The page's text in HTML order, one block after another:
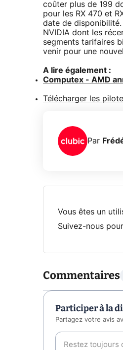
coûter plus de 199
pour les RX 470 et
date de
NVIDIA dont les
segments tarifaires
venir pour une
A lire également :
Computex - AMD
Télécharger les
Par
Vous êtes un
Suivez-nous
Commentaires
Participer à la
Partagez votre avis